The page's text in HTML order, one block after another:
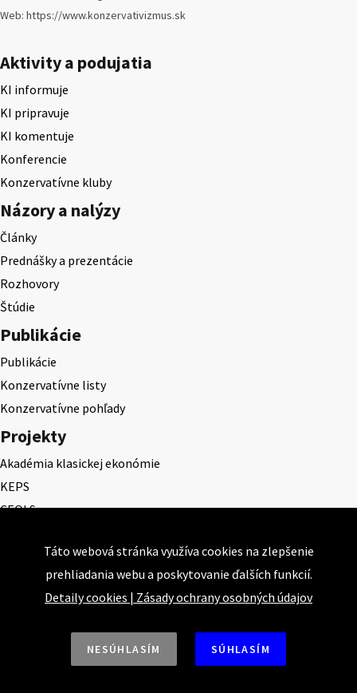
Web: https://www.konzervativizmus.sk
Aktivity a podujatia
KI informuje
KI pripravuje
KI komentuje
Konferencie
Konzervatívne kluby
Názory a nalýzy
Články
Prednášky a prezentácie
Rozhovory
Štúdie
Publikácie
Publikácie
Konzervatívne listy
Konzervatívne pohľady
Projekty
Akadémia klasickej ekonómie
KEPS
CEQLS
Cena Ernesta Valka
Študentská esej
Deň daňového odbremenenia
Táto webová stránka využíva cookies na zlepšenie
prehliadania webu a poskytovanie ďalších funkcií.
Detaily cookies | Zásady ochrany osobných údajov
NESÚHLASÍM SÚHLASÍM